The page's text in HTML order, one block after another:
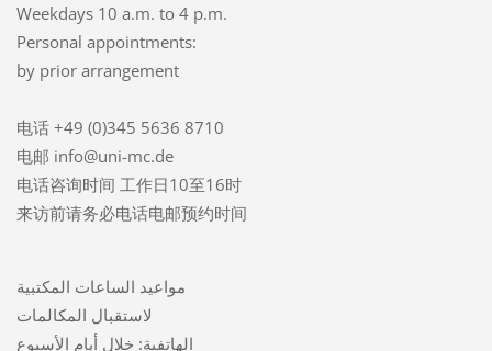
Weekdays 10 a.m. to 4 p.m.
Personal appointments:
by prior arrangement
电话 +49 (0)345 5636 8710
电邮 info@uni-mc.de
电话咨询时间 工作日10至16时
来访前请务必电话电邮预约时间
مواعيد الساعات المكتبية
لاستقبال المكالمات
الهاتفية: خلال أيام الأسبوع